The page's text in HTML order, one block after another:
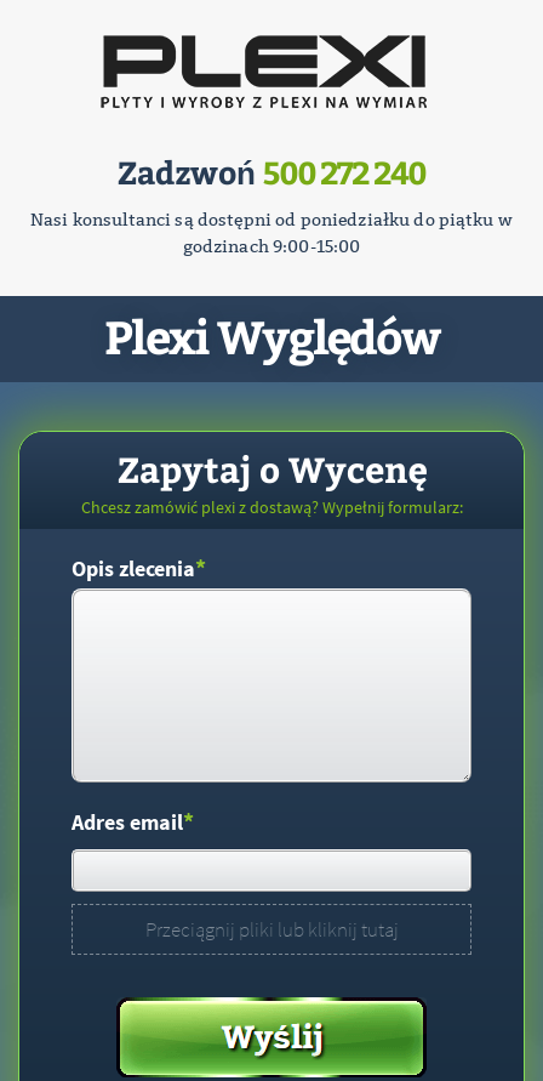
Zadzwoń 500 272 240
Nasi konsultanci są dostępni od poniedziałku do piątku w
godzinach 9:00-15:00
Plexi Wyględów
Zapytaj o Wycenę
Chcesz zamówić plexi z dostawą? Wypełnij formularz:
Opis zlecenia*
Adres email*
Przeciągnij pliki lub kliknij tutaj